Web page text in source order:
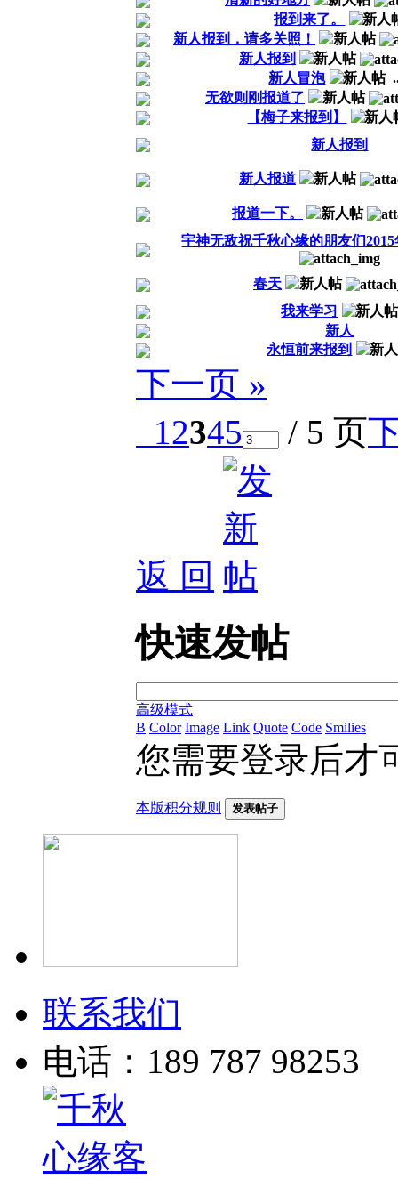
报到来了。
新人报到，请多关照！
新人报到
新人冒泡
无欲则刚报道了
【梅子来报到】
新人报到
新人报道
报道一下。
宇神无敌祝千秋心缘的朋友们
春天
我来学习
新人
永恒前来报到
下一页 »
1 2345 / 5 页
返 回
快速发帖
高级模式
B Color Image Link Quote Code Smilies
您需要登录后才
本版积分规则 发表帖子
联系我们
电话：189 787 98253